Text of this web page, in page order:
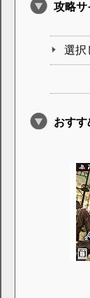
攻略サ
選択
おすす